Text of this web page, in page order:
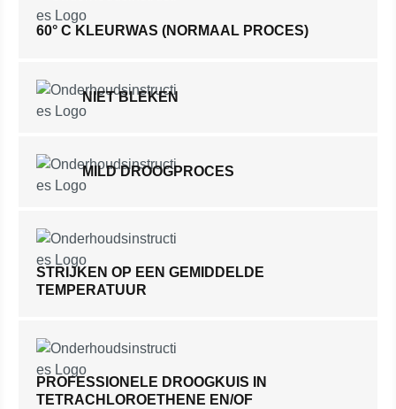
60° C KLEURWAS (NORMAAL PROCES)
NIET BLEKEN
MILD DROOGPROCES
STRIJKEN OP EEN GEMIDDELDE
TEMPERATUUR
PROFESSIONELE DROOGKUIS IN
TETRACHLOROETHENE EN/OF